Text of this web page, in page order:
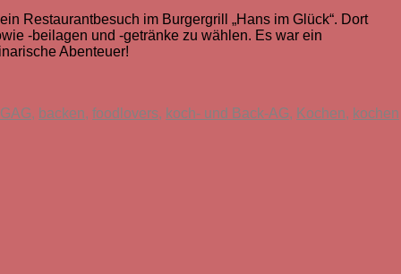
Restaurantbesuch im Burgergrill „Hans im Glück“. Dort
-beilagen und -getränke zu wählen. Es war ein
Abenteuer!
AG, backen, foodlovers, koch- und Back-AG, Kochen, kochen